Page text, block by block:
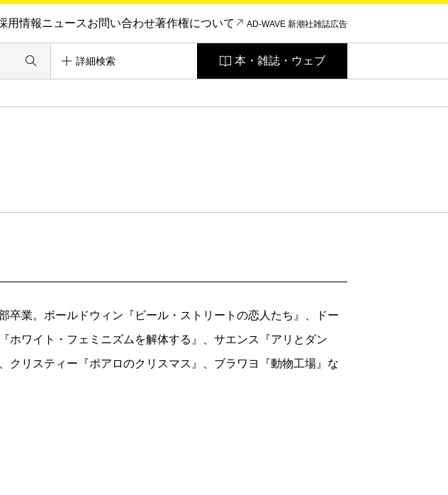
用情報ニュースお問い合わせ著作権について AD-WAVE 新潮社雑誌広告
詳細検索 本・雑誌・ウェブ
卒業。ボールドウィン『ビール・ストリートの恋人たち』、ドー
ホワイト・フェミニズムを解体する』、サエンス『アリとダン
クリスティー『ポアロのクリスマス』、ブラワヨ『動物工場』な